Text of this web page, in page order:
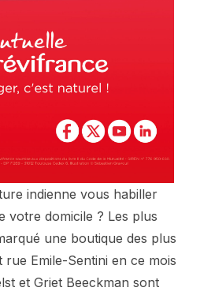
indienne vous habiller
votre domicile ? Les plus
une boutique des plus
Emile-Sentini en ce mois
et Griet Beeckman sont